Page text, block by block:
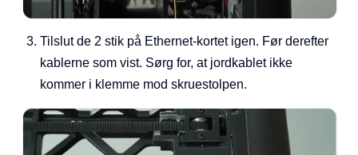
Tilslut de 2 stik på Ethernet-kortet igen. Før derefter
kablerne som vist. Sørg for, at jordkablet ikke
kommer i klemme mod skruestolpen.